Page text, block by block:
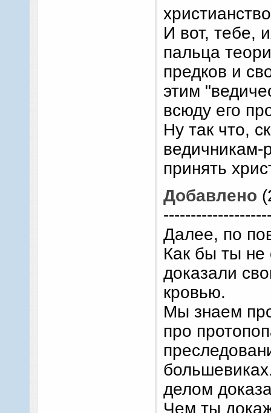
И вот, тебе,
пальца
предков и
этим
всюду его
Ну так что,
ведичникам-
принять
Добавлено
Далее, по
Как бы ты не
доказали
кровью.
Мы знаем
про
делом
Чем ты